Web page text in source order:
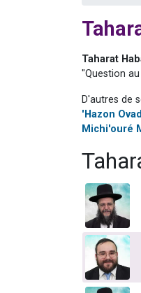
Taharat
"Question au
D'autres de
'Hazon
Michi'ouré